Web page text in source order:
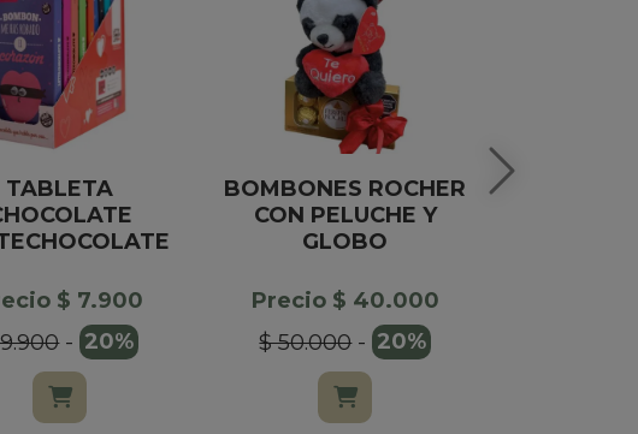
TABLETA
$ 7.900
- 20%
BOMBONES ROCHER
CON PELUCHE Y
GLOBO
Precio $ 40.000
$ 50.000- 20%